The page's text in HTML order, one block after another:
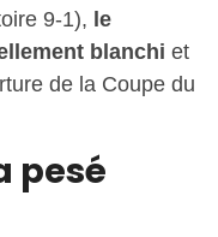
9-1), le
blanchi et
de la Coupe du
pesé